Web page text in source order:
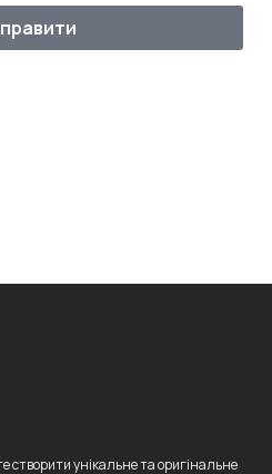
створити унікальне та оригінальне